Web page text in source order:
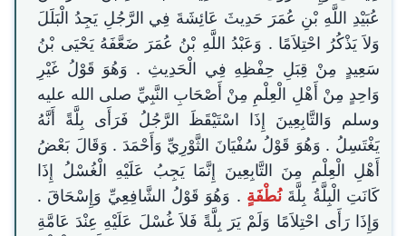
عُبَيْدِ اللَّهِ بْنِ عُمَرَ حَدِيثَ عَائِشَةَ فِي الرَّجُلِ يَجِدُ الْبَلَلَ
وَلاَ يَذْكُرُ احْتِلاَمًا ‏.‏ وَعَبْدُ اللَّهِ بْنُ عُمَرَ ضَعَّفَهُ يَحْيَى بْنُ
سَعِيدٍ مِنْ قِبَلِ حِفْظِهِ فِي الْحَدِيثِ ‏.‏ وَهُوَ قَوْلُ غَيْرِ
وَاحِدٍ مِنْ أَهْلِ الْعِلْمِ مِنْ أَصْحَابِ النَّبِيِّ صلى الله عليه
وسلم وَالتَّابِعِينَ إِذَا اسْتَيْقَظَ الرَّجُلُ فَرَأَى بِلَّةً أَنَّهُ
يَغْتَسِلُ ‏.‏ وَهُوَ قَوْلُ سُفْيَانَ الثَّوْرِيِّ وَأَحْمَدَ ‏.‏ وَقَالَ بَعْضُ
أَهْلِ الْعِلْمِ مِنَ التَّابِعِينَ إِنَّمَا يَجِبُ عَلَيْهِ الْغُسْلُ إِذَا
كَانَتِ الْبِلَّةُ بِلَّةَ نُطْفَةٍ ‏.‏ وَهُوَ قَوْلُ الشَّافِعِيِّ وَإِسْحَاقَ ‏.‏
وَإِذَا رَأَى احْتِلاَمًا وَلَمْ يَرَ بِلَّةً فَلاَ غُسْلَ عَلَيْهِ عِنْدَ عَامَّةِ